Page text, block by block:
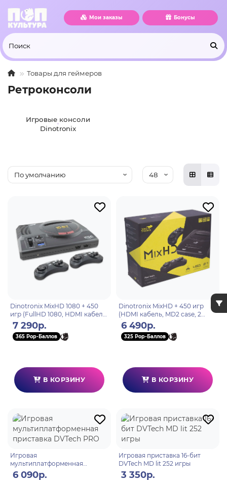
Мои заказы Бонусы
Товары для геймеров
Ретроконсоли
Игровые консоли
Dinotronix
Dinotronix MixHD 1080 + 450
игр (FullHD 1080, HDMI кабель,
MD1 case, 2 беспроводных
джойстика)
7 290р.
365 Pop-Баллов
В КОРЗИНУ
Dinotronix MixHD + 450 игр
(HDMI кабель, MD2 case, 2
беспроводных джойстика)
6 490р.
325 Pop-Баллов
В КОРЗИНУ
Игровая
мультиплатформенная
приставка DVTech PRO
6 090р.
Игровая приставка 16-бит
DVTech MD lit 252 игры
3 350р.